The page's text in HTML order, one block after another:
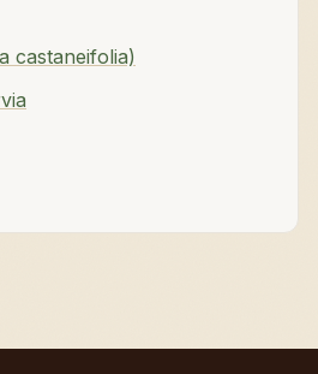
castaneifolia)